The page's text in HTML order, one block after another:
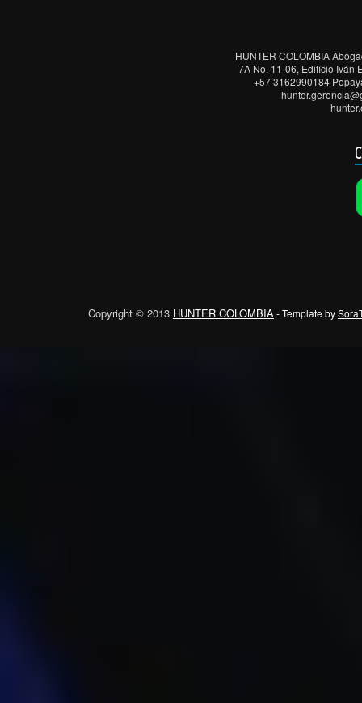
HUNTER COLOMBIA
7A No. 11-06, Edificio Iván
+57 3162990184
Copyright © 2013 HUNTER COLOMBIA- Template by